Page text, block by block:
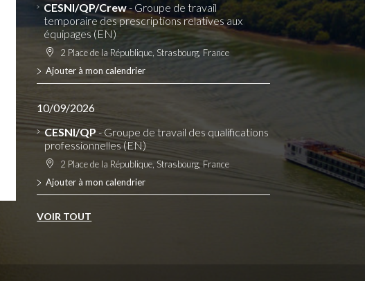
CESNI/QP/Crew- Groupe de travail
temporaire des prescriptions relatives aux
équipages (EN)
2 Place de la République, Strasbourg, France
Ajouter à mon calendrier
10/09/2026
CESNI/QP- Groupe de travail des qualifications
professionnelles (EN)
2 Place de la République, Strasbourg, France
Ajouter à mon calendrier
VOIR TOUT